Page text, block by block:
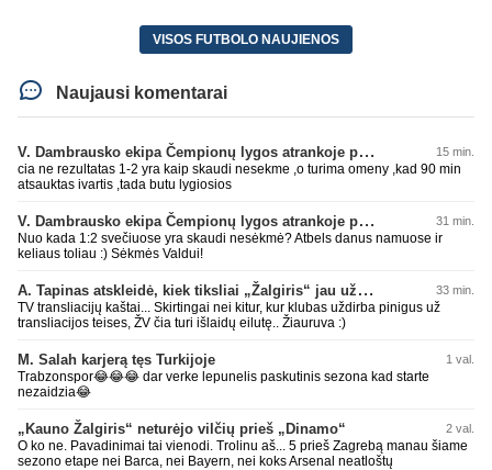
VISOS FUTBOLO NAUJIENOS
Naujausi komentarai
V. Dambrausko ekipa Čempionų lygos atrankoje patyrė skaudžią nesėkmę 15 min.
cia ne rezultatas 1-2 yra kaip skaudi nesekme ,o turima omeny ,kad 90 min
atsauktas ivartis ,tada butu lygiosios
V. Dambrausko ekipa Čempionų lygos atrankoje patyrė skaudžią nesėkmę 31 min.
Nuo kada 1:2 svečiuose yra skaudi nesėkmė? Atbels danus namuose ir
keliaus toliau :) Sėkmės Valdui!
A. Tapinas atskleidė, kiek tiksliai „Žalgiris“ jau uždirbo iš UEFA premijų 33 min.
TV transliacijų kaštai... Skirtingai nei kitur, kur klubas uždirba pinigus už
transliacijos teises, ŽV čia turi išlaidų eilutę.. Žiauruva :)
M. Salah karjerą tęs Turkijoje 1 val.
Trabzonspor😂😂😂 dar verke lepunelis paskutinis sezona kad starte
nezaidzia😂
„Kauno Žalgiris“ neturėjo vilčių prieš „Dinamo“ 2 val.
O ko ne. Pavadinimai tai vienodi. Trolinu aš... 5 prieš Zagrebą manau šiame
sezono etape nei Barca, nei Bayern, nei koks Arsenal neatloštų